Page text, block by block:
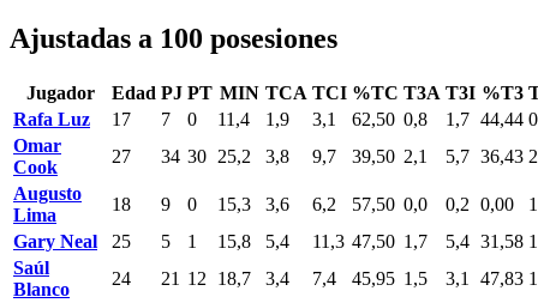
Ajustadas a 100 posesiones
Jugador Edad PJ PT MIN TCA TCI %TC T3A T3I %T3
Rafa Luz
17 7 0 11,4 1,9 3,1 62,50 0,8 1,7 44,44
Omar
Cook
27 34 30 25,2 3,8 9,7 39,50 2,1 5,7 36,43
Augusto
Lima
18 9 0 15,3 3,6 6,2 57,50 0,0 0,2 0,00
Gary Neal
25 5 1 15,8 5,4 11,3 47,50 1,7 5,4 31,58
Saúl
Blanco
24 21 12 18,7 3,4 7,4 45,95 1,5 3,1 47,83